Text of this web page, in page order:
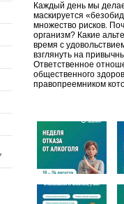
Каждый день мы
маскируется
множество рисков.
организм? Какие
время с
взглянуть на
Ответственное
общественного
правопреемником